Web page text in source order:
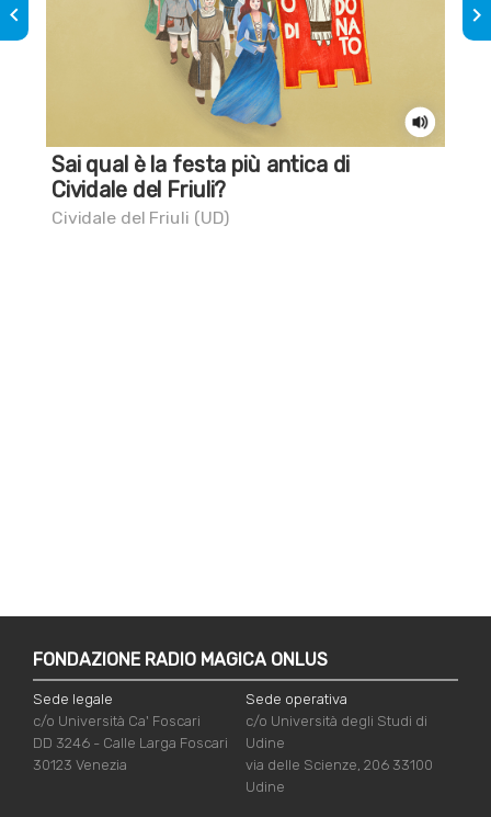
Sai qual è la festa più antica di
Cividale del Friuli?
Cividale del Friuli (UD)
keyboard_arrow_left keyboard_arrow_right
FONDAZIONE RADIO MAGICA ONLUS
Sede legale
c/o Università Ca' Foscari
DD 3246 - Calle Larga Foscari
30123 Venezia
Sede operativa
c/o Università degli Studi di
Udine
via delle Scienze, 206 33100
Udine